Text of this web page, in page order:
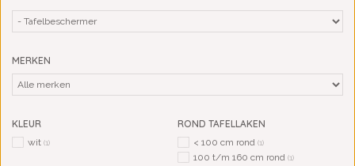
MERKEN
KLEUR
wit (1)
ROND TAFELLAKEN
< 100 cm rond (1)
100 t/m 160 cm rond (1)